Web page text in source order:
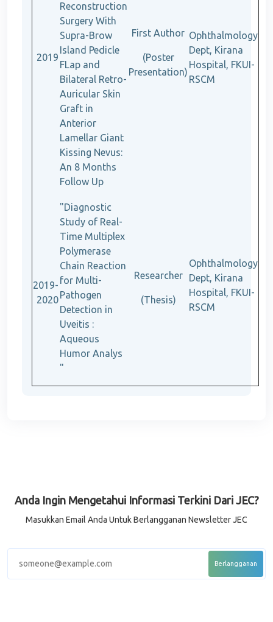
2019
Reconstruction
Surgery With
Supra-Brow
Island Pedicle
FLap and
Bilateral Retro-
Auricular Skin
Graft in
Anterior
Lamellar Giant
Kissing Nevus:
An 8 Months
Follow Up
First Author
(Poster
Presentation)
Ophthalmology
Dept, Kirana
Hospital, FKUI-
RSCM
2019-
2020
"Diagnostic
Study of Real-
Time Multiplex
Polymerase
Chain Reaction
for Multi-
Pathogen
Detection in
Uveitis :
Aqueous
Humor Analys
"
Researcher
(Thesis)
Ophthalmology
Dept, Kirana
Hospital, FKUI-
RSCM
Anda Ingin Mengetahui Informasi Terkini Dari JEC?
Masukkan Email Anda Untuk Berlangganan Newsletter JEC